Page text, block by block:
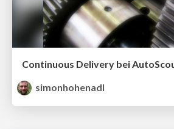
Continuous Delivery bei
simonhohenadl